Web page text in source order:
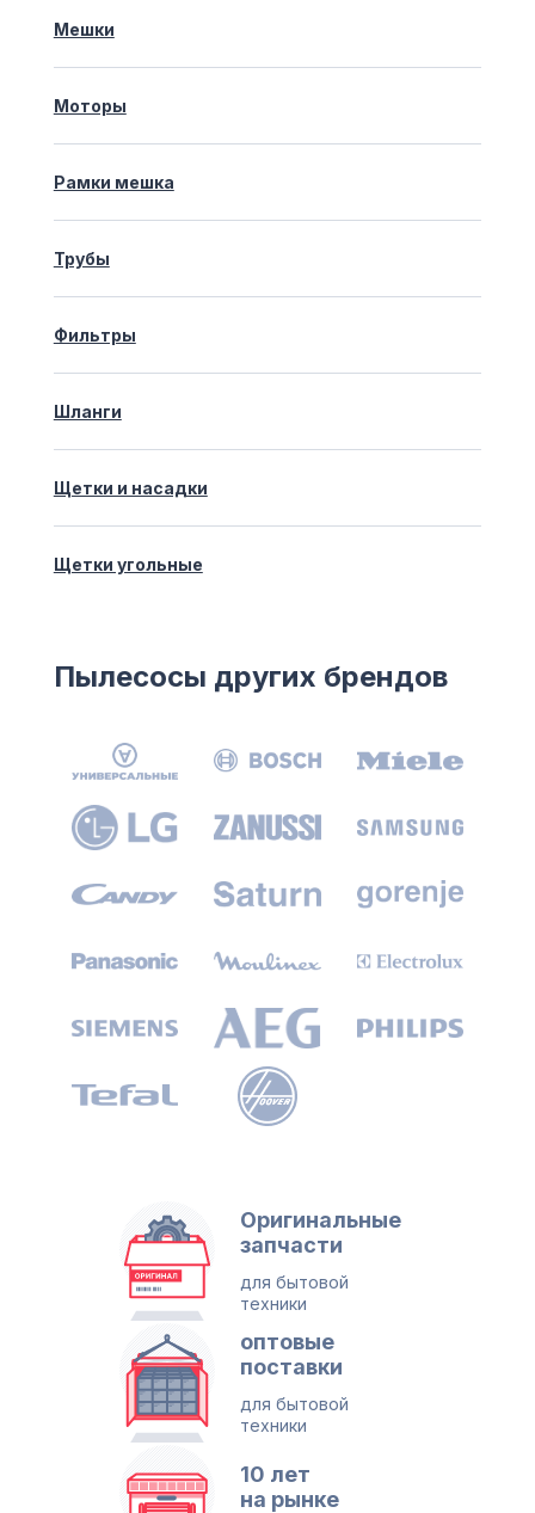
Мешки
Моторы
Рамки мешка
Трубы
Фильтры
Шланги
Щетки и насадки
Щетки угольные
Пылесосы других брендов
Оригинальные
запчасти
для бытовой
техники
оптовые
поставки
для бытовой
техники
10 лет
на рынке